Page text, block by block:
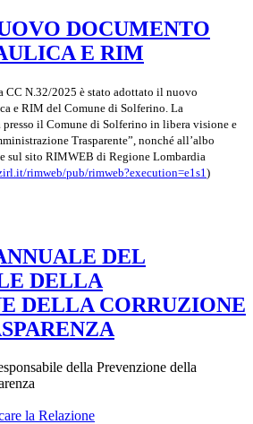
DOCUMENTO
E RIM
CC N.32/2025 è stato adottato il nuovo
e RIM del Comune di Solferino. La
presso il Comune di Solferino in libera visione e
Trasparente”, nonché all’albo
sul sito RIMWEB di Regione Lombardia
rimweb/pub/rimweb?execution=e1s1)
DEL
DELLA
DELLA CORRUZIONE
della Prevenzione della
la Relazione